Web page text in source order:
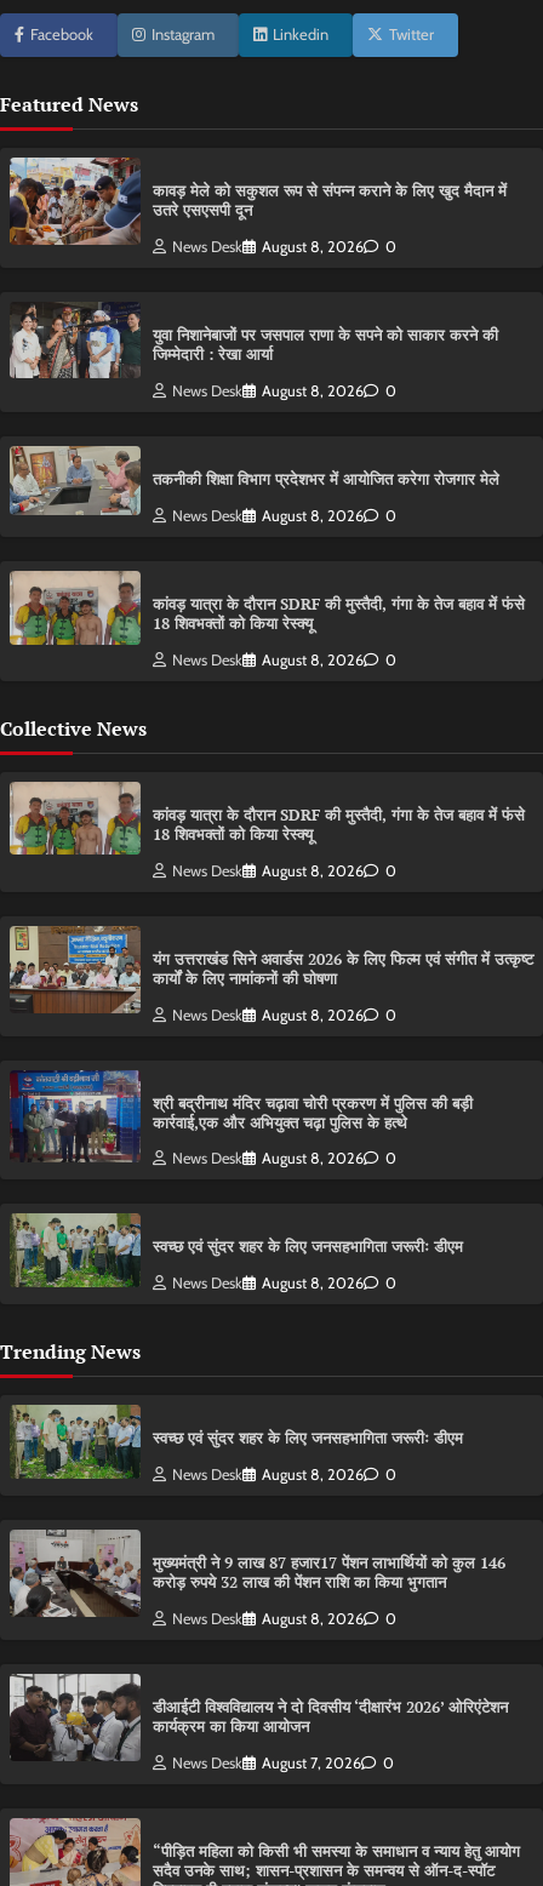
Facebook Instagram Linkedin Twitter
Featured News
कावड़ मेले को सकुशल रूप से संपन्न कराने के लिए खुद मैदान में
उतरे एसएसपी दून
News Desk August 8, 2026 0
युवा निशानेबाजों पर जसपाल राणा के सपने को साकार करने की
जिम्मेदारी : रेखा आर्या
News Desk August 8, 2026 0
तकनीकी शिक्षा विभाग प्रदेशभर में आयोजित करेगा रोजगार मेले
News Desk August 8, 2026 0
कांवड़ यात्रा के दौरान SDRF की मुस्तैदी, गंगा के तेज बहाव में फंसे
18 शिवभक्तों को किया रेस्क्यू
News Desk August 8, 2026 0
Collective News
कांवड़ यात्रा के दौरान SDRF की मुस्तैदी, गंगा के तेज बहाव में फंसे
18 शिवभक्तों को किया रेस्क्यू
News Desk August 8, 2026 0
यंग उत्तराखंड सिने अवार्डस 2026 के लिए फिल्म एवं संगीत में उत्कृष्ट
कार्यों के लिए नामांकनों की घोषणा
News Desk August 8, 2026 0
श्री बद्रीनाथ मंदिर चढ़ावा चोरी प्रकरण में पुलिस की बड़ी
कार्रवाई,एक और अभियुक्त चढ़ा पुलिस के हत्थे
News Desk August 8, 2026 0
स्वच्छ एवं सुंदर शहर के लिए जनसहभागिता जरूरीः डीएम
News Desk August 8, 2026 0
Trending News
स्वच्छ एवं सुंदर शहर के लिए जनसहभागिता जरूरीः डीएम
News Desk August 8, 2026 0
मुख्यमंत्री ने 9 लाख 87 हजार17 पेंशन लाभार्थियों को कुल 146
करोड़ रुपये 32 लाख की पेंशन राशि का किया भुगतान
News Desk August 8, 2026 0
डीआईटी विश्वविद्यालय ने दो दिवसीय ‘दीक्षारंभ 2026’ ओरिएंटेशन
कार्यक्रम का किया आयोजन
News Desk August 7, 2026 0
“पीड़ित महिला को किसी भी समस्या के समाधान व न्याय हेतु आयोग
सदैव उनके साथ; शासन-प्रशासन के समन्वय से ऑन-द-स्पॉट